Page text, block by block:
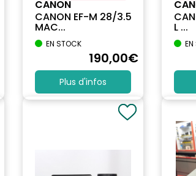
CANON
CANON EF-M 28/3.5
MAC...
EN STOCK
190,00€
Plus d'infos
L ...